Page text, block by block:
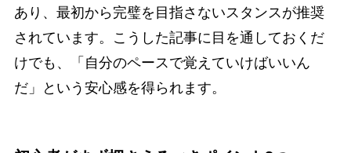
あり、最初から完璧を目指さないスタンスが推奨
されています。こうした記事に目を通しておくだ
けでも、「自分のペースで覚えていけばいいん
だ」という安心感を得られます。